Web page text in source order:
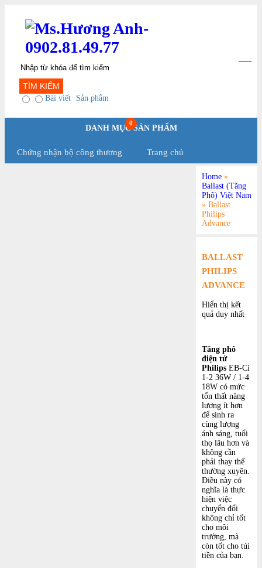
TÌM KIẾM
Bài viết Sản phẩm
0
DANH MỤC SẢN PHẨM
Chứng nhận bộ công thương Trang chủ
Home »
Ballast (Tăng
Phô) Việt Nam
» Ballast
Philips
Advance
BALLAST
PHILIPS
ADVANCE
Hiển thị kết
quả duy nhất
Tăng phô
điện tử
Philips EB-Ci
1-2 36W / 1-4
18W có mức
tổn thất năng
lượng ít hơn
để sinh ra
cùng lượng
ánh sáng, tuổi
thọ lâu hơn và
không cần
phải thay thế
thường xuyên.
Điều này có
nghĩa là thực
hiện việc
chuyển đổi
không chỉ tốt
cho môi
trường, mà
còn tốt cho túi
tiền của bạn.